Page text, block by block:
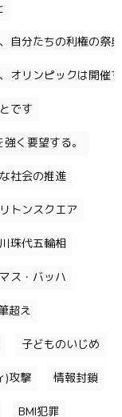
自分たちの利権の祭
オリンピックは開催
です
く要望する。
社会の推進
トンスクエア
珠代五輪相
ス・バッハ
超え
子どものいじめ
)攻撃 情報封鎖
BMI犯罪